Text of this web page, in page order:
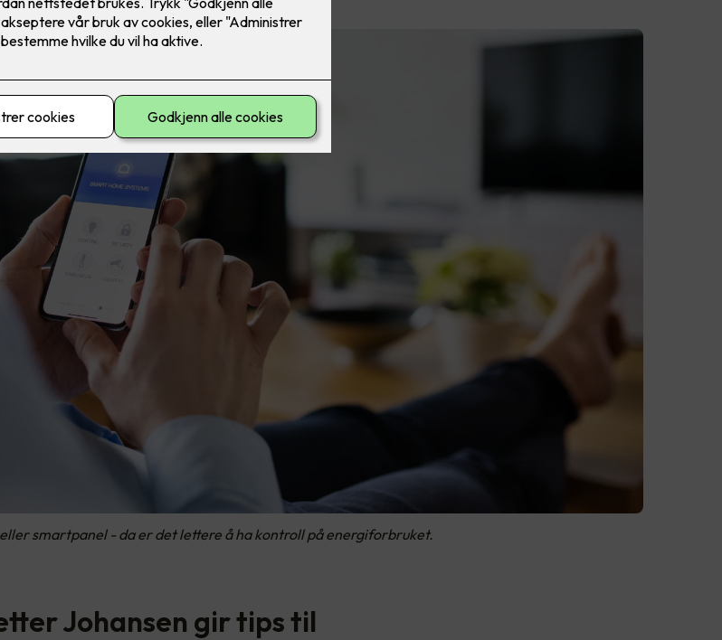
smartpanel - da er det lettere å ha kontroll på energiforbruket.
Johansen gir tips til